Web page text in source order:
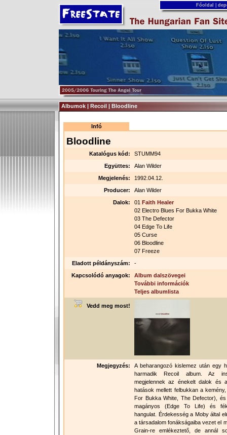
Főoldal
Albumok | Recoil | Bloodline
Infó
Bloodline
Katalógus kód:
STUMM94
Együttes:
Alan Wilder
Megjelenés:
1992.04.12.
Producer:
Alan Wilder
Dalok:
01 Faith Healer
02 Electro Blues For Bukka White
03 The Defector
04 Edge To Life
05 Curse
06 Bloodline
07 Freeze
Eladott példányszám:
-
Kapcsolódó anyagok:
Album dalszövegei
További információk
Teljes albumlista
Vedd meg most!
Megjegyzés:
A beharangozó kislemez után egy
harmadik Recoil album. Az
megjelennek az énekelt dalok és
hatások mellett felbukkan a
For Bukka White, The Defector),
magányos (Edge To Life) és
hangulat. Érdekesség a Moby által
a társadalom fonákságaiba vezet el
Grain-re emlékeztető, de annál